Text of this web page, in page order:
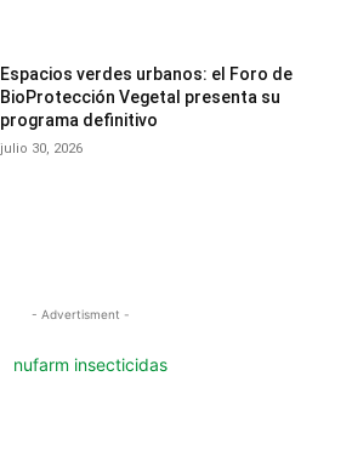
Espacios verdes urbanos: el Foro de
BioProtección Vegetal presenta su
programa definitivo
julio 30, 2026
- Advertisment -